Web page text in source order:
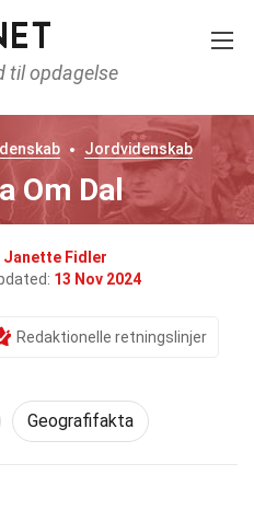
til opdagelse
Jordvidenskab
Om Dal
Janette Fidler
13 Nov 2024
Redaktionelle retningslinjer
Geografifakta